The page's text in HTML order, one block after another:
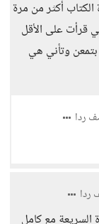
أكثر من مرة
قرأت على الأقل
بتمعن وتأني هي
ردا
ردا